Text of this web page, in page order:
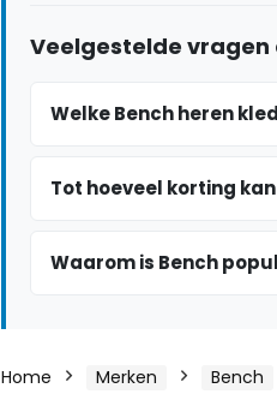
Veelgestelde vragen
Welke Bench heren
Tot hoeveel korting
Waarom is Bench
Home Merken Bench